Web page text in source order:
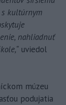
kultúrnym
nahliadnuť
uviedol
múzeu
podujatia